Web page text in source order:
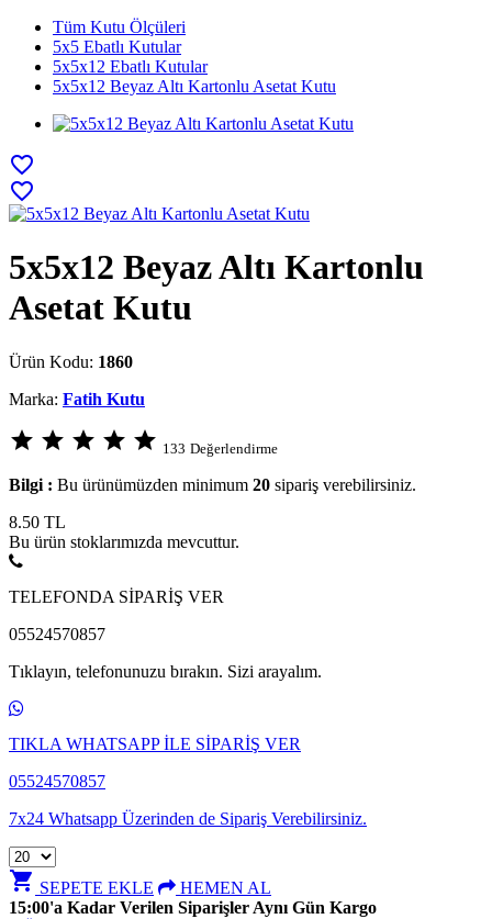
Tüm Kutu Ölçüleri
5x5 Ebatlı Kutular
5x5x12 Ebatlı Kutular
5x5x12 Beyaz Altı Kartonlu Asetat Kutu
favorite_border
favorite_border
5x5x12 Beyaz Altı Kartonlu
Asetat Kutu
Ürün Kodu: 1860
Marka: Fatih Kutu
star star star star star 133 Değerlendirme
Bilgi : Bu ürünümüzden minimum 20 sipariş verebilirsiniz.
8.50 TL
Bu ürün stoklarımızda mevcuttur.
TELEFONDA SİPARİŞ VER
05524570857
Tıklayın, telefonunuzu bırakın. Sizi arayalım.
TIKLA WHATSAPP İLE SİPARİŞ VER
05524570857
7x24 Whatsapp Üzerinden de Sipariş Verebilirsiniz.
shopping_cart SEPETE EKLE
HEMEN AL
15:00'a Kadar Verilen Siparişler Aynı Gün Kargo